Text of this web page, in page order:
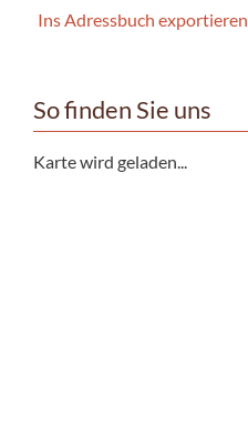
Ins Adressbuch exportieren
So finden Sie uns
Karte wird geladen...